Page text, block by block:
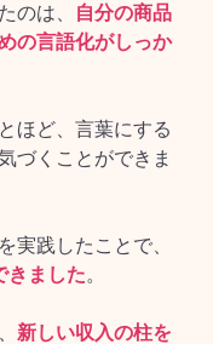
のは、
自分の商品
の言語化がしっか
ほど、言葉にする
づくことができま
実践したことで、
きました。
新しい収入の柱を